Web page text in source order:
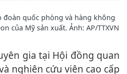
đoàn quốc phòng và hàng không
của Mỹ sản xuất. Ảnh: AP/TTXVN
nghiên cứu viên cao cấp